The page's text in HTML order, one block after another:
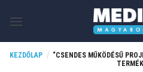
KEZDŐLAP / “CSENDES MŰKÖDÉSŰ